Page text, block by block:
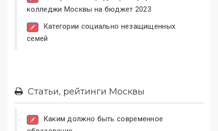
колледжи Москвы на бюджет 2023
Категории социально незащищенных
семей
Статьи, рейтинги Москвы
Каким должно быть современное